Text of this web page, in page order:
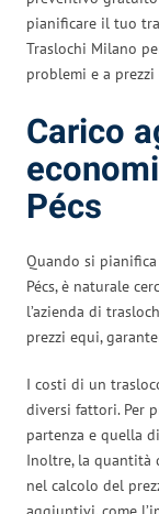
pianificare il tuo
Traslochi Milano
problemi e a prezzi
Carico
Pécs
Quando si
Pécs, è naturale
l’azienda di
prezzi equi,
I costi di un
diversi fattori. Per
partenza e quella
Inoltre, la quantità
nel calcolo del